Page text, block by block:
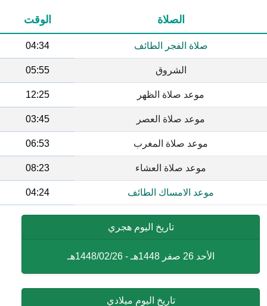
الصلاة الوقت
صلاة الفجر الطائف 04:34
الشروق 05:55
موعد صلاة الظهر 12:25
موعد صلاة العصر 03:45
موعد صلاة المغرب 06:53
موعد صلاة العشاء 08:23
موعد الامساك الطائف 04:24
تاريخ اليوم هجري
الأحد 26 صفر 1448هـ - 1448/02/26هـ
تاريخ اليوم ميلادي